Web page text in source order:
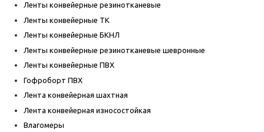
Ленты конвейерные резинотканевые
Ленты конвейерные ТК
Ленты конвейерные БКНЛ
Ленты конвейерные резинотканевые шевронные
Ленты конвейерные ПВХ
Гофроборт ПВХ
Лента конвейерная шахтная
Лента конвейерная износостойкая
Влагомеры